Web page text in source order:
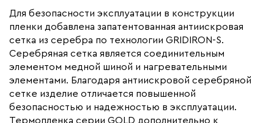
Для безопасности эксплуатации в конструкции
пленки добавлена запатентованная антиискровая
сетка из серебра по технологии GRIDIRON-S.
Серебряная сетка является соединительным
элементом медной шиной и нагревательными
элементами. Благодаря антиискровой серебряной
сетке изделие отличается повышенной
безопасностью и надежностью в эксплуатации.
Термопленка серии GOLD дополнительно к